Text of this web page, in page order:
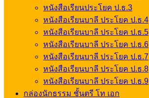
หนังสือเรียนประโยค ป.ธ.3
หนังสือเรียนบาลี ประโยค ป.ธ.4
หนังสือเรียนบาลี ประโยค ป.ธ.5
หนังสือเรียนบาลี ประโยค ป.ธ.6
หนังสือเรียนบาลี ประโยค ป.ธ.7
หนังสือเรียนบาลี ประโยค ป.ธ.8
หนังสือเรียนบาลี ประโยค ป.ธ.9
กล่องนักธรรม ชั้นตรี โท เอก